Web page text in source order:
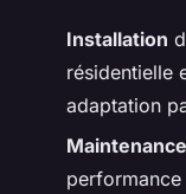
Installation
résidentielle
adaptation